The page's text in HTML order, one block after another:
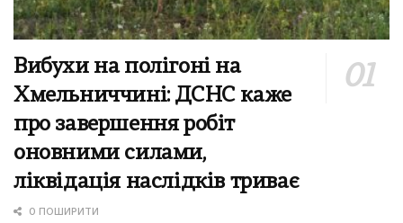
Вибухи на полігоні на
Хмельниччині: ДСНС каже
про завершення робіт
оновними силами,
ліквідація наслідків триває
0 ПОШИРИТИ